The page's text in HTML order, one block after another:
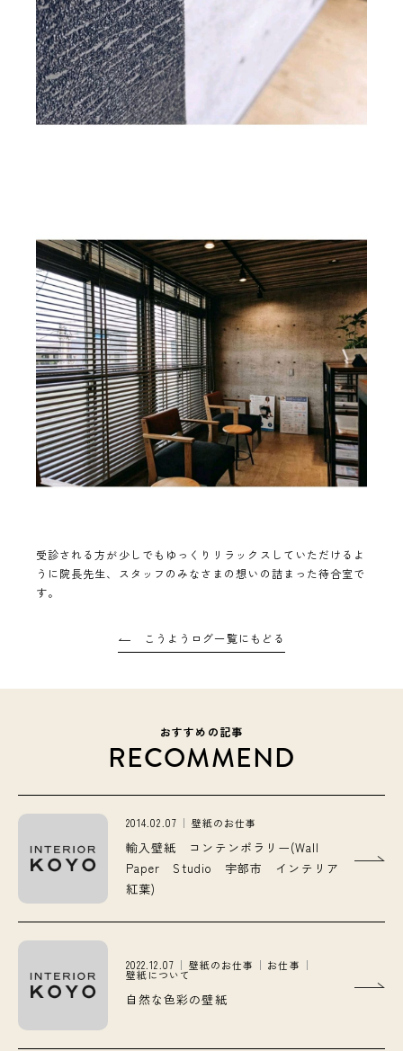
受診される方が少しでもゆっくりリラックスしていただけるよ
うに院長先生、スタッフのみなさまの想いの詰まった待合室で
す。
こうようログ一覧にもどる
おすすめの記事
RECOMMEND
2014.02.07 壁紙のお仕事
輸入壁紙 コンテンポラリー(Wall
Paper Studio 宇部市 インテリア
紅葉)
2022.12.07 壁紙のお仕事 お仕事
壁紙について
自然な色彩の壁紙